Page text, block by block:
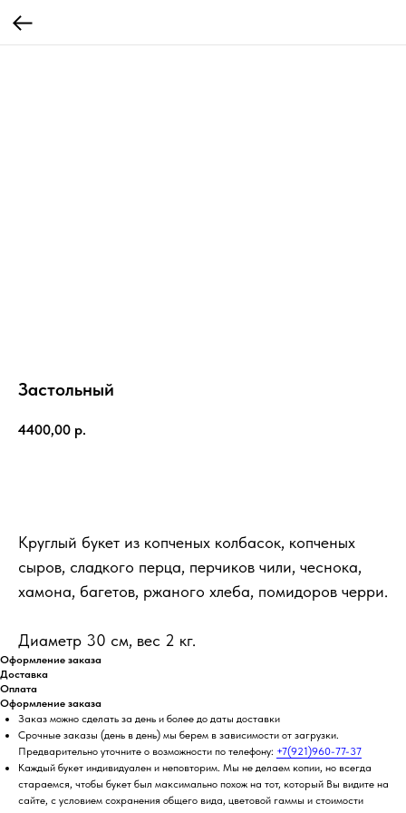
Застольный
4400,00 р.
Круглый букет из копченых колбасок, копченых
сыров, сладкого перца, перчиков чили, чеснока,
хамона, багетов, ржаного хлеба, помидоров черри.
Диаметр 30 см, вес 2 кг.
Оформление заказа
Доставка
Оплата
Оформление заказа
Заказ можно сделать за день и более до даты доставки
Срочные заказы (день в день) мы берем в зависимости от загрузки.
Предварительно уточните о возможности по телефону: +7(921)960-77-37
Каждый букет индивидуален и неповторим. Мы не делаем копии, но всегда
стараемся, чтобы букет был максимально похож на тот, который Вы видите на
сайте, с условием сохранения общего вида, цветовой гаммы и стоимости